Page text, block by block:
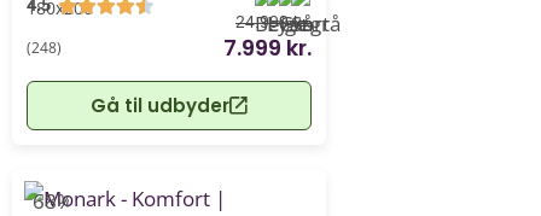
180x200
(248)
24.999 kr.
7.999 kr.
Gå til udbyder
-68%